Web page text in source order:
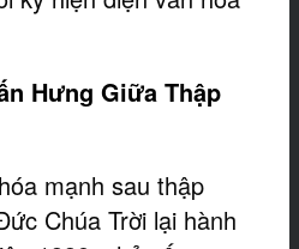
Hưng Giữa Thập
mạnh sau thập
Chúa Trời lại hành